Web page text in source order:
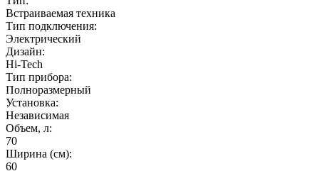
Встраиваемая техника
Тип подключения:
Электрический
Дизайн:
Hi-Tech
Тип прибора:
Полноразмерный
Установка:
Независимая
Объем, л:
70
Ширина (см):
60